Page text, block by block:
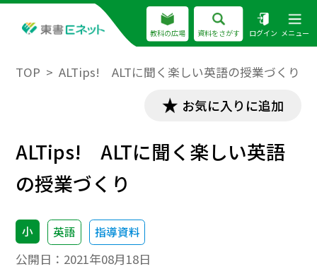
教科の広場 資料をさがす ログイン メニュー
TOP ALTips! ALTに聞く楽しい英語の授業づくり
お気に入りに追加
ALTips! ALTに聞く楽しい英語
の授業づくり
小 英語 指導資料
公開日： 2021年08月18日